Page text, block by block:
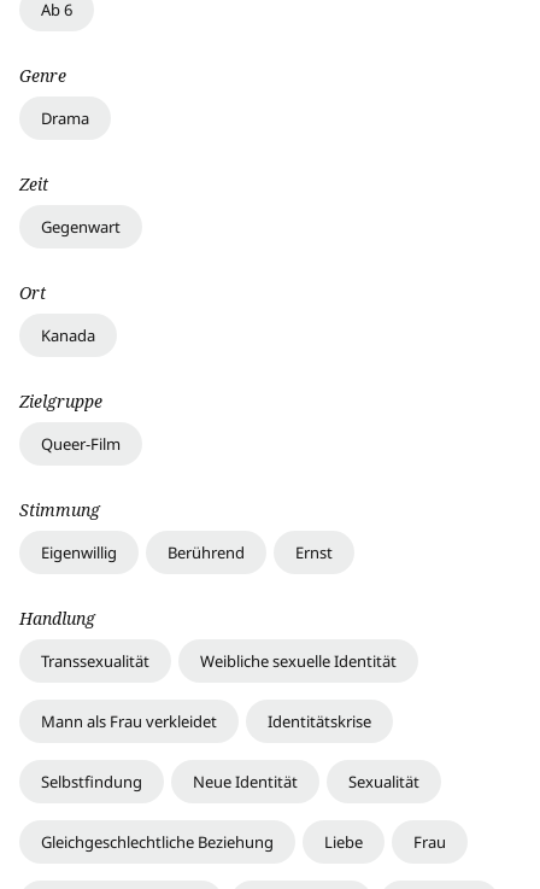
Ab 6
Genre
Drama
Zeit
Gegenwart
Ort
Kanada
Zielgruppe
Queer-Film
Stimmung
Eigenwillig Berührend Ernst
Handlung
Transsexualität Weibliche sexuelle Identität
Mann als Frau verkleidet Identitätskrise
Selbstfindung Neue Identität Sexualität
Gleichgeschlechtliche Beziehung Liebe Frau